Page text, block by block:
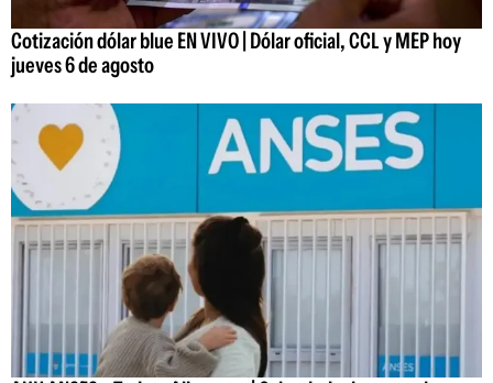
Cotización dólar blue EN VIVO | Dólar oficial, CCL y MEP hoy
jueves 6 de agosto